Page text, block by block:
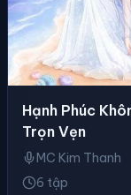
Hạnh Phúc
Trọn Vẹn
MC Kim Thanh
6 tập